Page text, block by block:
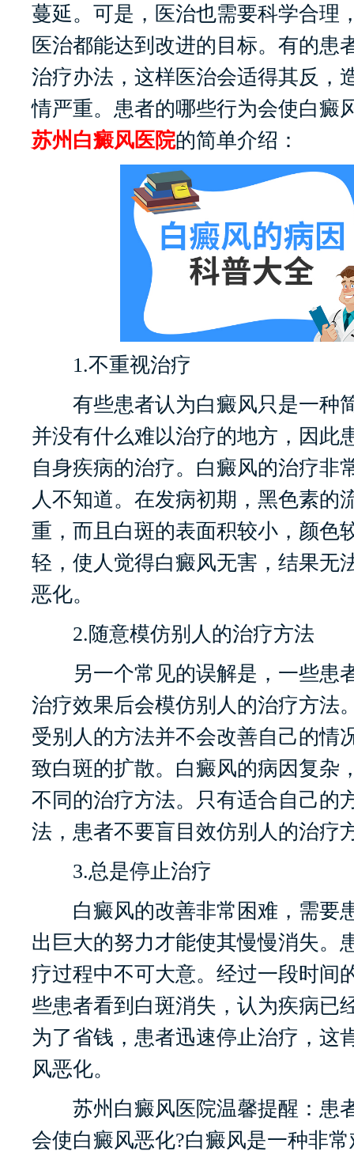
蔓延。可是，医治也需要科学合理
医治都能达到改进的目标。有的患
治疗办法，这样医治会适得其反，
情严重。患者的哪些行为会使白癜
苏州白癜风医院的简单介绍：
1.不重视治疗
有些患者认为白癜风只是一种
并没有什么难以治疗的地方，因此
自身疾病的治疗。白癜风的治疗非
人不知道。在发病初期，黑色素的
重，而且白斑的表面积较小，颜色
轻，使人觉得白癜风无害，结果无
恶化。
2.随意模仿别人的治疗方法
另一个常见的误解是，一些患
治疗效果后会模仿别人的治疗方法
受别人的方法并不会改善自己的情
致白斑的扩散。白癜风的病因复杂
不同的治疗方法。只有适合自己的
法，患者不要盲目效仿别人的治疗
3.总是停止治疗
白癜风的改善非常困难，需要
出巨大的努力才能使其慢慢消失。
疗过程中不可大意。经过一段时间
些患者看到白斑消失，认为疾病已
为了省钱，患者迅速停止治疗，这
风恶化。
苏州白癜风医院温馨提醒：患
会使白癜风恶化?白癜风是一种非